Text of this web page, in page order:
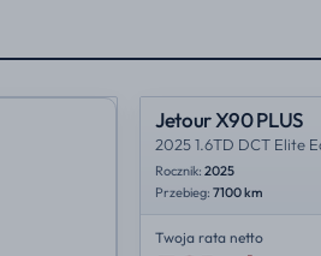
Jetour X90 PLUS
2025 1.6TD DCT Elite
Rocznik: 2025
Przebieg: 7100 km
Twoja rata netto